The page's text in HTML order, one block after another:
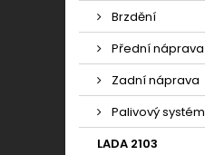
Brzdění
Přední náprava
Zadní náprava
Palivový systém
LADA 2103